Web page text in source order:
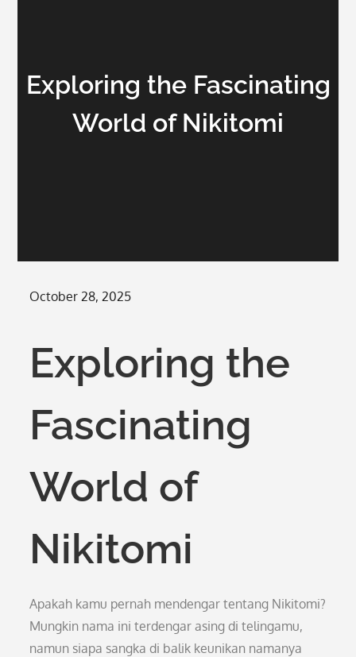
Exploring the Fascinating
World of Nikitomi
Posted
October 28, 2025
Exploring the
Fascinating
World of
Nikitomi
Apakah kamu pernah mendengar tentang Nikitomi?
Mungkin nama ini terdengar asing di telingamu,
namun siapa sangka di balik keunikan namanya